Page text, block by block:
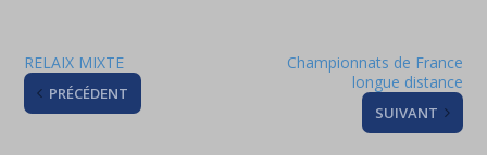
RELAIX MIXTE
PRÉCÉDENT
Championnats de France
longue distance
SUIVANT